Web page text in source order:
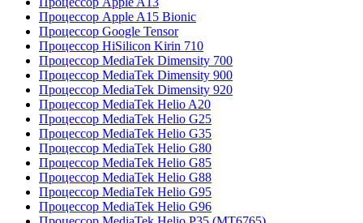
Процессор Apple A15 Bionic
Процессор Google Tensor
Процессор HiSilicon Kirin 710
Процессор MediaTek Dimensity 700
Процессор MediaTek Dimensity 900
Процессор MediaTek Dimensity 920
Процессор MediaTek Helio A20
Процессор MediaTek Helio G25
Процессор MediaTek Helio G35
Процессор MediaTek Helio G80
Процессор MediaTek Helio G85
Процессор MediaTek Helio G88
Процессор MediaTek Helio G95
Процессор MediaTek Helio G96